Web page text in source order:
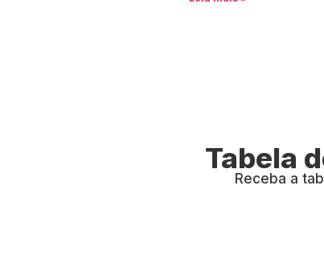
Tabela
Receba a